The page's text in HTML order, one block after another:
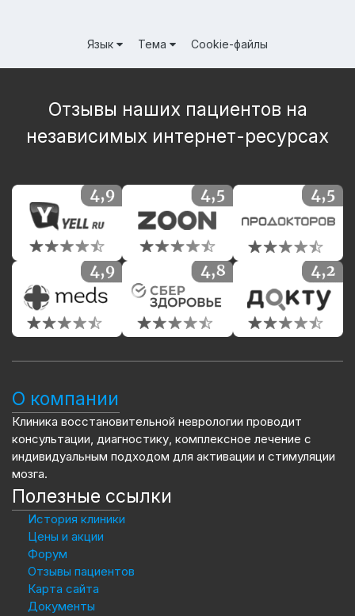
Язык Тема Cookie-файлы
Отзывы наших пациентов на
независимых интернет-ресурсах
О компании
Клиника восстановительной неврологии проводит
консультации, диагностику, комплексное лечение с
индивидуальным подходом для активации и стимуляции
мозга.
Полезные ссылки
История клиники
Цены и акции
Форум
Отзывы пациентов
Карта сайта
Документы